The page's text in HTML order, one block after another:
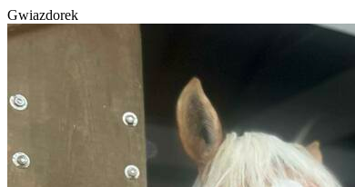
Gwiazdorek